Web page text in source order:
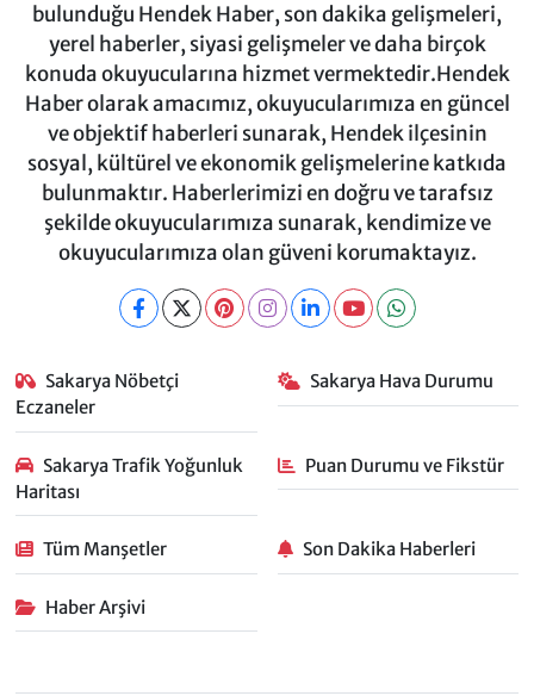
bulunduğu Hendek Haber, son dakika gelişmeleri,
yerel haberler, siyasi gelişmeler ve daha birçok
konuda okuyucularına hizmet vermektedir.Hendek
Haber olarak amacımız, okuyucularımıza en güncel
ve objektif haberleri sunarak, Hendek ilçesinin
sosyal, kültürel ve ekonomik gelişmelerine katkıda
bulunmaktır. Haberlerimizi en doğru ve tarafsız
şekilde okuyucularımıza sunarak, kendimize ve
okuyucularımıza olan güveni korumaktayız.
Sakarya Nöbetçi
Eczaneler
Sakarya Hava Durumu
Sakarya Trafik Yoğunluk
Haritası
Puan Durumu ve Fikstür
Tüm Manşetler Son Dakika Haberleri
Haber Arşivi